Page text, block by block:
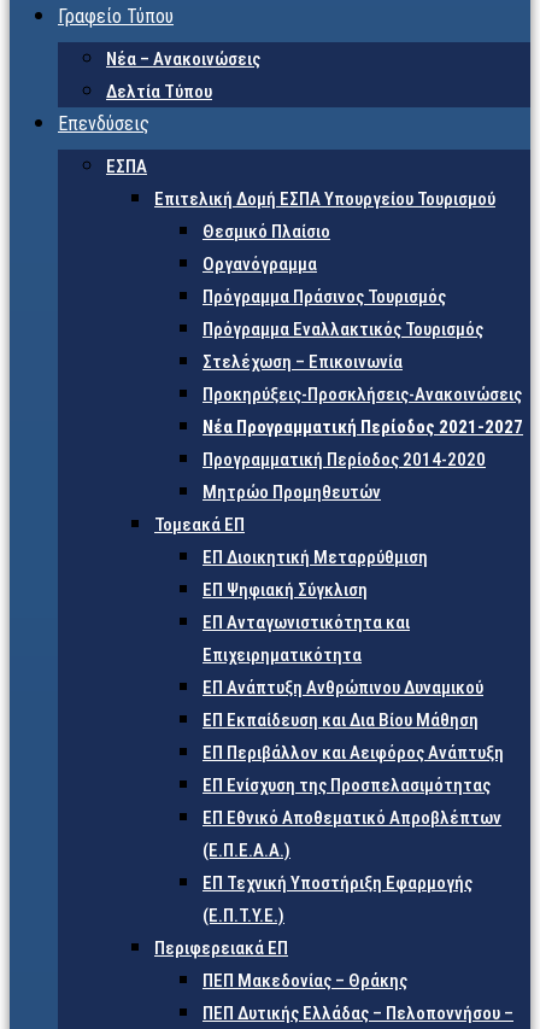
Γραφείο Τύπου
Νέα – Ανακοινώσεις
Δελτία Τύπου
Επενδύσεις
ΕΣΠΑ
Επιτελική Δομή ΕΣΠΑ Υπουργείου Τουρισμού
Θεσμικό Πλαίσιο
Οργανόγραμμα
Πρόγραμμα Πράσινος Τουρισμός
Πρόγραμμα Εναλλακτικός Τουρισμός
Στελέχωση – Επικοινωνία
Προκηρύξεις-Προσκλήσεις-Ανακοινώσεις
Νέα Προγραμματική Περίοδος 2021-2027
Προγραμματική Περίοδος 2014-2020
Μητρώο Προμηθευτών
Τομεακά ΕΠ
ΕΠ Διοικητική Μεταρρύθμιση
ΕΠ Ψηφιακή Σύγκλιση
ΕΠ Ανταγωνιστικότητα και
Επιχειρηματικότητα
ΕΠ Ανάπτυξη Ανθρώπινου Δυναμικού
ΕΠ Εκπαίδευση και Δια Βίου Μάθηση
ΕΠ Περιβάλλον και Αειφόρος Ανάπτυξη
ΕΠ Ενίσχυση της Προσπελασιμότητας
ΕΠ Εθνικό Αποθεματικό Απροβλέπτων
(Ε.Π.Ε.Α.Α.)
ΕΠ Τεχνική Υποστήριξη Εφαρμογής
(Ε.Π.Τ.Υ.Ε.)
Περιφερειακά ΕΠ
ΠΕΠ Μακεδονίας – Θράκης
ΠΕΠ Δυτικής Ελλάδας – Πελοποννήσου –